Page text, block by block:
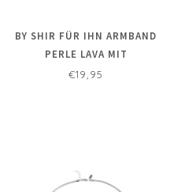
BY SHIR FÜR IHN ARMBAND
PERLE LAVA MIT
VERARBEITETEN
€19,95